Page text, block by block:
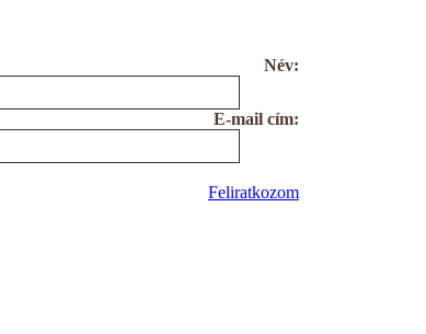
Név:
E-mail cím:
Feliratkozom